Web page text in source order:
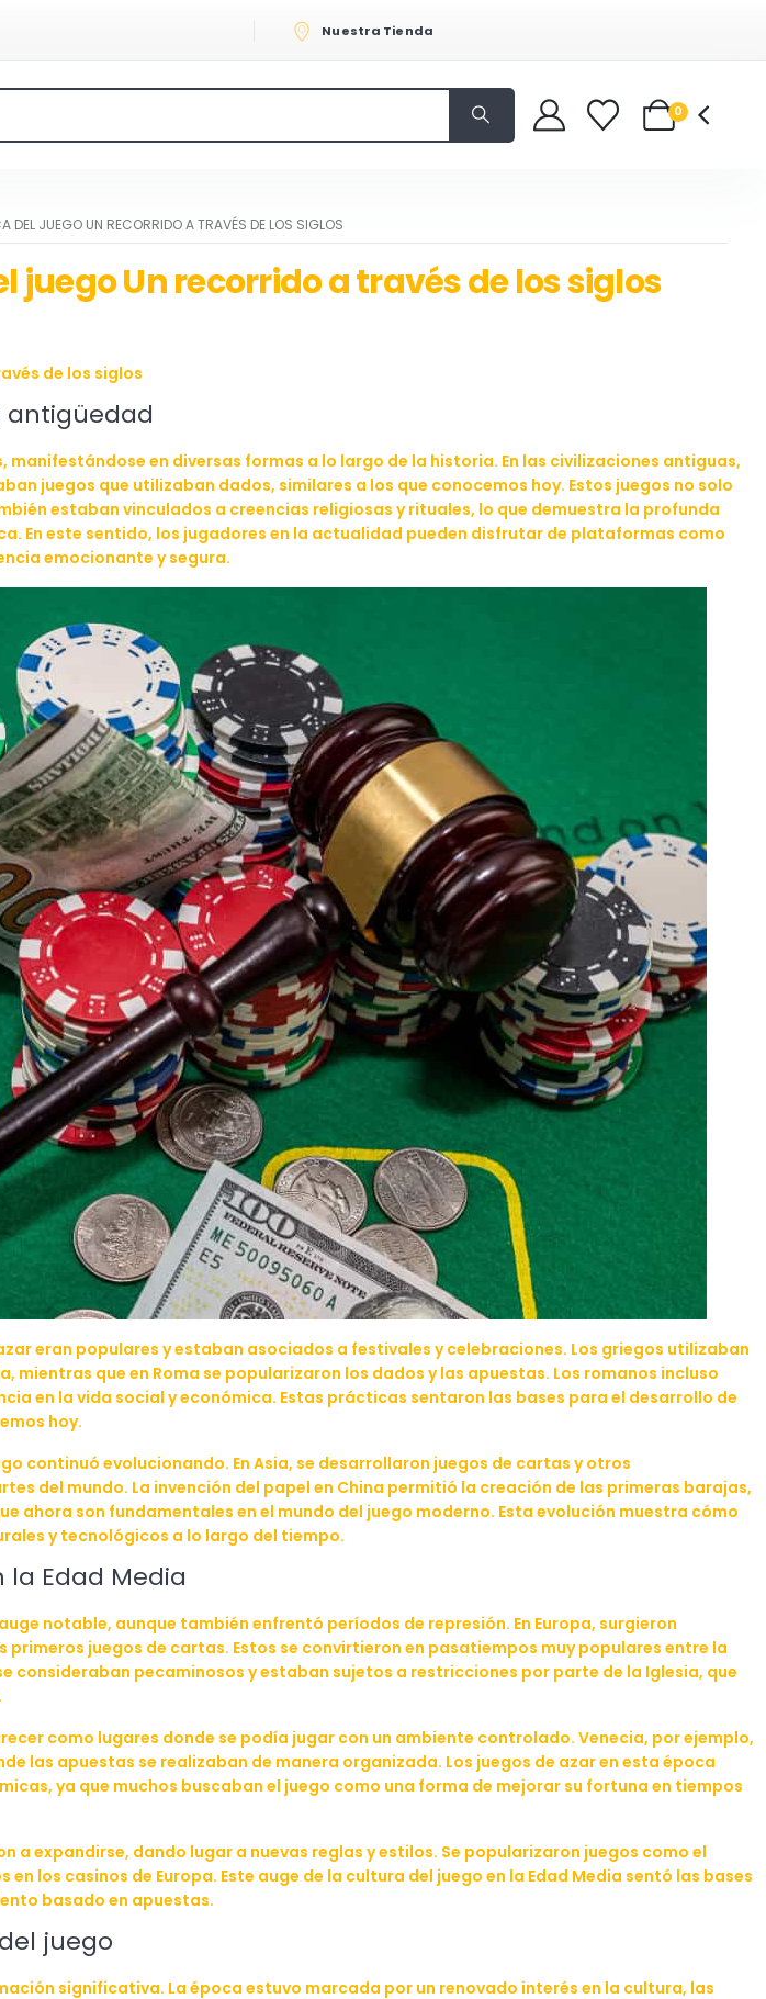
Nuestra Tienda
0
DEL JUEGO UN RECORRIDO A TRAVÉS DE LOS SIGLOS
juego Un recorrido a través de los siglos
de los siglos
antigüedad
manifestándose en diversas formas a lo largo de la historia. En las civilizaciones antiguas,
juegos que utilizaban dados, similares a los que conocemos hoy. Estos juegos no solo
estaban vinculados a creencias religiosas y rituales, lo que demuestra la profunda
En este sentido, los jugadores en la actualidad pueden disfrutar de plataformas como
emocionante y segura.
eran populares y estaban asociados a festivales y celebraciones. Los griegos utilizaban
que en Roma se popularizaron los dados y las apuestas. Los romanos incluso
en la vida social y económica. Estas prácticas sentaron las bases para el desarrollo de
hoy.
continuó evolucionando. En Asia, se desarrollaron juegos de cartas y otros
del mundo. La invención del papel en China permitió la creación de las primeras barajas,
ahora son fundamentales en el mundo del juego moderno. Esta evolución muestra cómo
y tecnológicos a lo largo del tiempo.
la Edad Media
notable, aunque también enfrentó períodos de represión. En Europa, surgieron
primeros juegos de cartas. Estos se convirtieron en pasatiempos muy populares entre la
consideraban pecaminosos y estaban sujetos a restricciones por parte de la Iglesia, que
como lugares donde se podía jugar con un ambiente controlado. Venecia, por ejemplo,
las apuestas se realizaban de manera organizada. Los juegos de azar en esta época
ya que muchos buscaban el juego como una forma de mejorar su fortuna en tiempos
a expandirse, dando lugar a nuevas reglas y estilos. Se popularizaron juegos como el
los casinos de Europa. Este auge de la cultura del juego en la Edad Media sentó las bases
basado en apuestas.
juego
significativa. La época estuvo marcada por un renovado interés en la cultura, las